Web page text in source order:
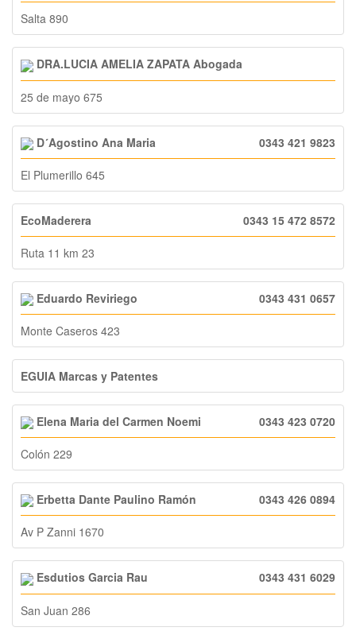
Salta 890
DRA.LUCIA AMELIA ZAPATA Abogada
25 de mayo 675
D´Agostino Ana Maria 0343 421 9823
El Plumerillo 645
EcoMaderera 0343 15 472 8572
Ruta 11 km 23
Eduardo Reviriego 0343 431 0657
Monte Caseros 423
EGUIA Marcas y Patentes
Elena Maria del Carmen Noemi 0343 423 0720
Colón 229
Erbetta Dante Paulino Ramón 0343 426 0894
Av P Zanni 1670
Esdutios Garcia Rau 0343 431 6029
San Juan 286